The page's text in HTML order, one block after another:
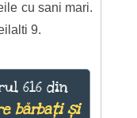
cu sani mari.
9.
616 din
bărbați și